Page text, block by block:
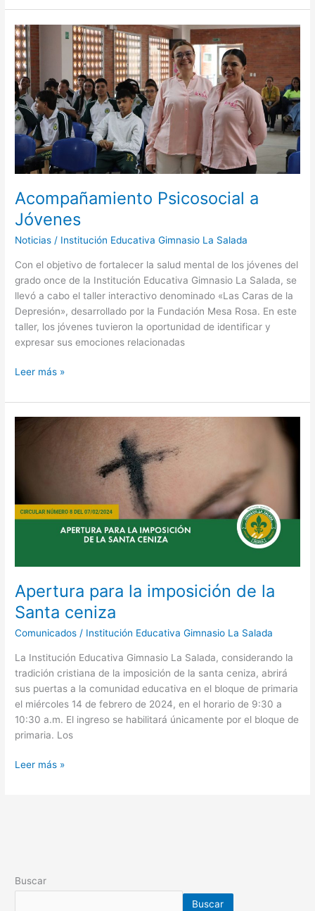
Acompañamiento Psicosocial a
Jóvenes
Noticias / Institución Educativa Gimnasio La Salada
Con el objetivo de fortalecer la salud mental de los jóvenes del
grado once de la Institución Educativa Gimnasio La Salada, se
llevó a cabo el taller interactivo denominado «Las Caras de la
Depresión», desarrollado por la Fundación Mesa Rosa. En este
taller, los jóvenes tuvieron la oportunidad de identificar y
expresar sus emociones relacionadas
Acompañamiento
Psicosocial
a
Jóvenes
Leer más »
Apertura para la imposición de la
Santa ceniza
Comunicados / Institución Educativa Gimnasio La Salada
La Institución Educativa Gimnasio La Salada, considerando la
tradición cristiana de la imposición de la santa ceniza, abrirá
sus puertas a la comunidad educativa en el bloque de primaria
el miércoles 14 de febrero de 2024, en el horario de 9:30 a
10:30 a.m. El ingreso se habilitará únicamente por el bloque de
primaria. Los
Apertura
la
Santa
Leer más »
Buscar
Buscar